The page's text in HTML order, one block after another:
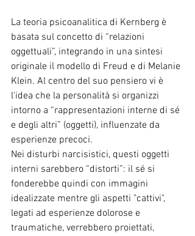
La teoria psicoanalitica di Kernberg è
basata sul concetto di “relazioni
oggettuali”, integrando in una sintesi
originale il modello di Freud e di Melanie
Klein. Al centro del suo pensiero vi è
l'idea che la personalità si organizzi
intorno a “rappresentazioni interne di sé
e degli altri” (oggetti), influenzate da
esperienze precoci.
Nei disturbi narcisistici, questi oggetti
interni sarebbero “distorti”: il sé si
fonderebbe quindi con immagini
idealizzate mentre gli aspetti "cattivi",
legati ad esperienze dolorose e
traumatiche, verrebbero proiettati,